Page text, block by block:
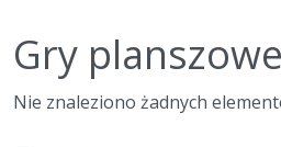
Gry planszowe
Nie znaleziono żadnych